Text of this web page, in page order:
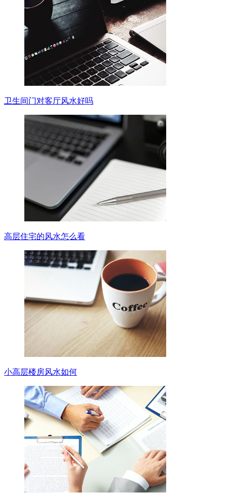
卫生间门对客厅风水好吗
高层住宅的风水怎么看
小高层楼房风水如何